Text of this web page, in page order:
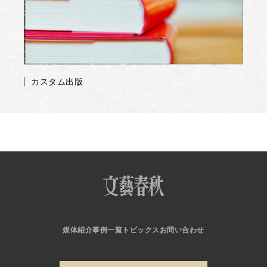
カスタム出版
媒体紹介事例一覧 トピックス お問い合わせ